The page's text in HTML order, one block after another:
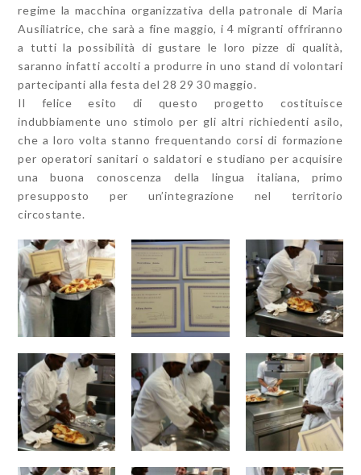
regime la macchina organizzativa della patronale di Maria
Ausiliatrice, che sarà a fine maggio, i 4 migranti offriranno
a tutti la possibilità di gustare le loro pizze di qualità,
saranno infatti accolti a produrre in uno stand di volontari
partecipanti alla festa del 28 29 30 maggio.
Il felice esito di questo progetto costituisce
indubbiamente uno stimolo per gli altri richiedenti asilo,
che a loro volta stanno frequentando corsi di formazione
per operatori sanitari o saldatori e studiano per acquisire
una buona conoscenza della lingua italiana, primo
presupposto per un’integrazione nel territorio
circostante.